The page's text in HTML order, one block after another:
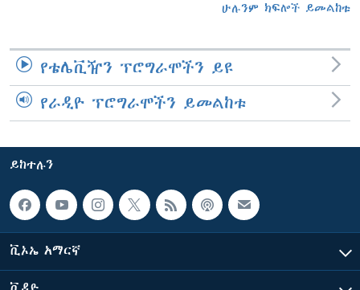
ሁሉንም ክፍሎች ይመልከቱ
የቴሌቪዥን ፕሮግራሞችን ይዩ
የራዲዮ ፕሮግራሞችን ይመልከቱ
ይከተሉን
ቪኦኤ አማርኛ